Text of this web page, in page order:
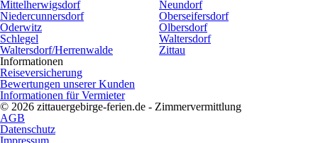
Mittelherwigsdorf
Neundorf
Niedercunnersdorf
Oberseifersdorf
Oderwitz
Olbersdorf
Schlegel
Waltersdorf
Waltersdorf/Herrenwalde
Zittau
Informationen
Reiseversicherung
Bewertungen unserer Kunden
Informationen für Vermieter
© 2026 zittauergebirge-ferien.de - Zimmervermittlung
AGB
Datenschutz
Impressum